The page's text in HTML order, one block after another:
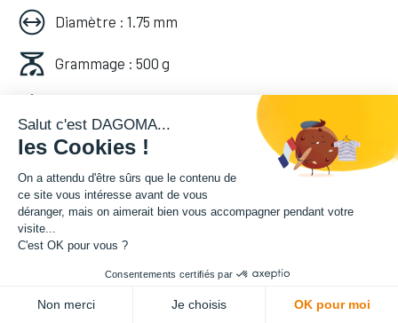
Diamètre : 1.75 mm
Grammage : 500 g
Facilité d'utilisation : Accessible
14,16€
(16,99€ TVA comprise)
Salut c'est DAGOMA...
les Cookies !
On a attendu d'être sûrs que le contenu de
ce site vous intéresse avant de vous
déranger, mais on aimerait bien vous accompagner pendant votre
visite...
C'est OK pour vous ?
Consentements certifiés par
Non merci Je choisis OK pour moi